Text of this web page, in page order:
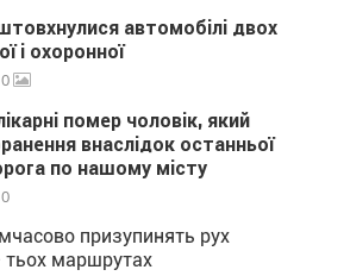
автомобілі двох
і охоронної
0
помер чоловік, який
внаслідок останньої
по нашому місту
0
призупинять рух
тьох маршрутах